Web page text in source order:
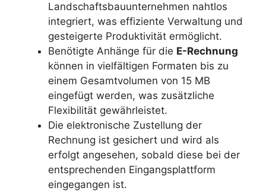
Landschaftsbauunternehmen nahtlos
integriert, was effiziente Verwaltung und
gesteigerte Produktivität ermöglicht.
Benötigte Anhänge für die E-Rechnung
können in vielfältigen Formaten bis zu
einem Gesamtvolumen von 15 MB
eingefügt werden, was zusätzliche
Flexibilität gewährleistet.
Die elektronische Zustellung der
Rechnung ist gesichert und wird als
erfolgt angesehen, sobald diese bei der
entsprechenden Eingangsplattform
eingegangen ist.